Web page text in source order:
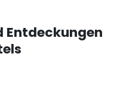
Entdeckungen